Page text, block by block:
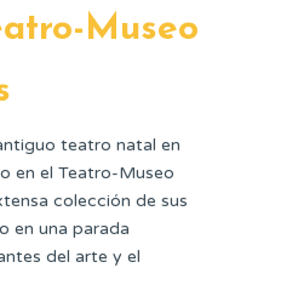
Museo
teatro natal en
en el Teatro-Museo
colección de sus
en una parada
del arte y el